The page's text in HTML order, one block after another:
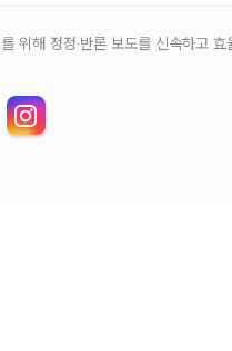
위해 정정‧반론 보도를 신속하고